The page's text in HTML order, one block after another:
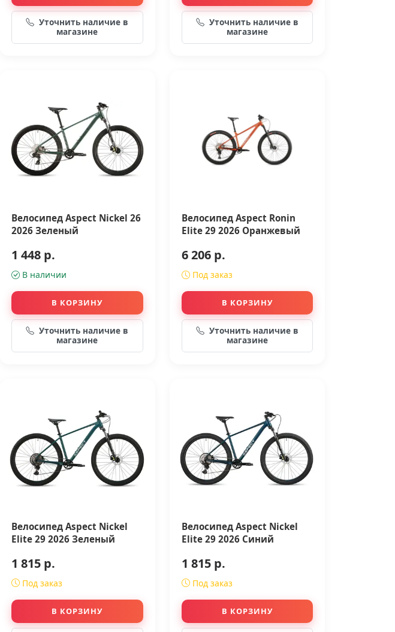
Уточнить наличие в
магазине
Уточнить наличие в
магазине
Велосипед Aspect Nickel 26
2026 Зеленый
1 448 р.
В наличии
В КОРЗИНУ
Уточнить наличие в
магазине
Велосипед Aspect Ronin
Elite 29 2026 Оранжевый
6 206 р.
Под заказ
В КОРЗИНУ
Уточнить наличие в
магазине
Велосипед Aspect Nickel
Elite 29 2026 Зеленый
1 815 р.
Под заказ
В КОРЗИНУ
Велосипед Aspect Nickel
Elite 29 2026 Синий
1 815 р.
Под заказ
В КОРЗИНУ